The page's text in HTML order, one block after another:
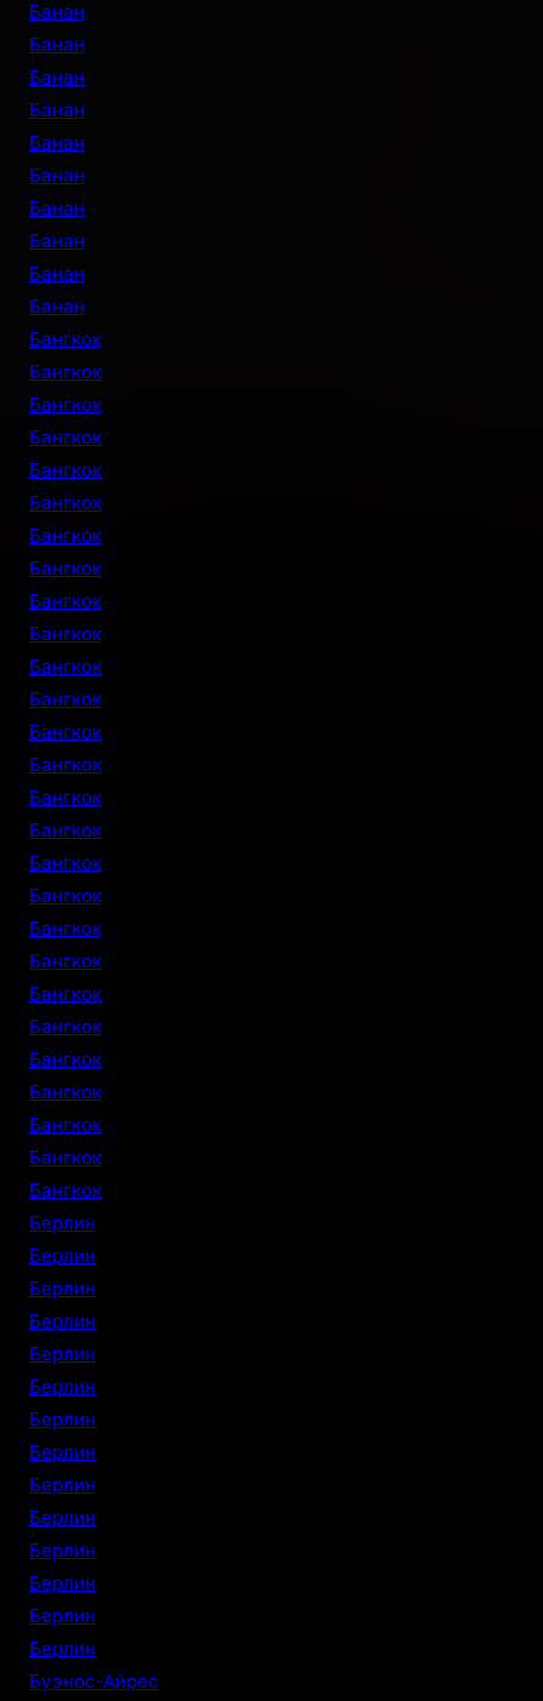
Банан
Банан
Банан
Банан
Банан
Банан
Банан
Банан
Банан
Банан
Бангкок
Бангкок
Бангкок
Бангкок
Бангкок
Бангкок
Бангкок
Бангкок
Бангкок
Бангкок
Бангкок
Бангкок
Бангкок
Бангкок
Бангкок
Бангкок
Бангкок
Бангкок
Бангкок
Бангкок
Бангкок
Бангкок
Бангкок
Бангкок
Бангкок
Бангкок
Бангкок
Берлин
Берлин
Берлин
Берлин
Берлин
Берлин
Берлин
Берлин
Берлин
Берлин
Берлин
Берлин
Берлин
Берлин
Буэнос-Айрес